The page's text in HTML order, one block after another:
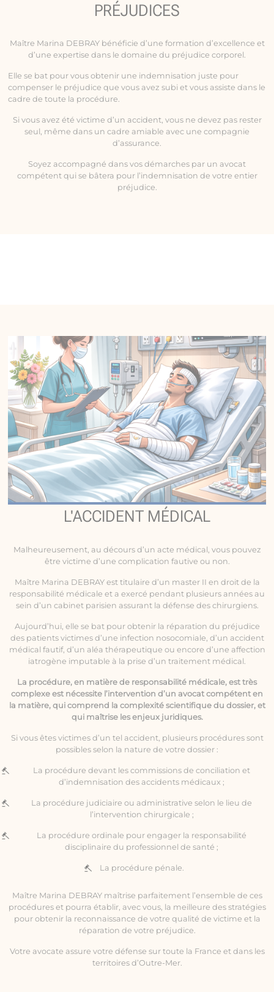
PRÉJUDICES
Maître Marina DEBRAY bénéficie d’une formation d’excellence et
d’une expertise dans le domaine du préjudice corporel.
Elle se bat pour vous obtenir une indemnisation juste pour
compenser le préjudice que vous avez subi et vous assiste dans le
cadre de toute la procédure.
Si vous avez été victime d’un accident, vous ne devez pas rester
seul, même dans un cadre amiable avec une compagnie
d’assurance.
Soyez accompagné dans vos démarches par un avocat
compétent qui se bâtera pour l’indemnisation de votre entier
préjudice.
L'ACCIDENT MÉDICAL
Malheureusement, au décours d’un acte médical, vous pouvez
être victime d’une complication fautive ou non.
Maître Marina DEBRAY est titulaire d’un master II en droit de la
responsabilité médicale et a exercé pendant plusieurs années au
sein d’un cabinet parisien assurant la défense des chirurgiens.
Aujourd’hui, elle se bat pour obtenir la réparation du préjudice
des patients victimes d’une infection nosocomiale, d’un accident
médical fautif, d’un aléa thérapeutique ou encore d’une affection
iatrogène imputable à la prise d’un traitement médical.
La procédure, en matière de responsabilité médicale, est très
complexe est nécessite l’intervention d’un avocat compétent en
la matière, qui comprend la complexité scientifique du dossier, et
qui maîtrise les enjeux juridiques.
Si vous êtes victimes d’un tel accident, plusieurs procédures sont
possibles selon la nature de votre dossier :
La procédure devant les commissions de conciliation et
d’indemnisation des accidents médicaux ;
La procédure judiciaire ou administrative selon le lieu de
l’intervention chirurgicale ;
La procédure ordinale pour engager la responsabilité
disciplinaire du professionnel de santé ;
La procédure pénale.
Maître Marina DEBRAY maîtrise parfaitement l’ensemble de ces
procédures et pourra établir, avec vous, la meilleure des stratégies
pour obtenir la reconnaissance de votre qualité de victime et la
réparation de votre préjudice.
Votre avocate assure votre défense sur toute la France et dans les
territoires d’Outre-Mer.